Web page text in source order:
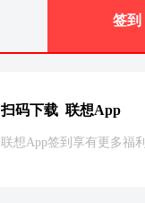
签到
扫码下载 联想App
联想App签到享有更多福利